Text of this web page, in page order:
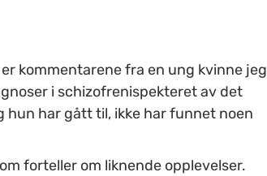
kommentarene fra en ung kvinne jeg
i schizofrenispekteret av det
hun har gått til, ikke har funnet noen
forteller om liknende opplevelser.